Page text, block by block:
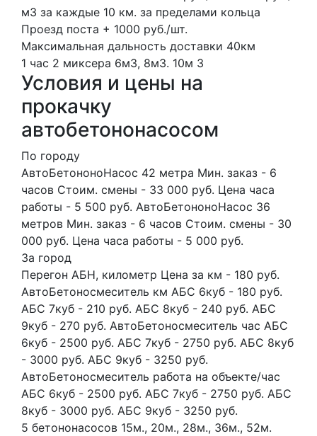
м3 за каждые 10 км. за пределами кольца
Проезд поста + 1000 руб./шт.
Максимальная дальность доставки 40км
1 час 2 миксера 6м3, 8м3. 10м 3
Условия и цены на
прокачку
автобетононасосом
По городу
АвтоБетононоНасос 42 метра Мин. заказ - 6
часов Стоим. смены - 33 000 руб. Цена часа
работы - 5 500 руб. АвтоБетононоНасос 36
метров Мин. заказ - 6 часов Стоим. смены - 30
000 руб. Цена часа работы - 5 000 руб.
За город
Перегон АБН, километр Цена за км - 180 руб.
АвтоБетоносмеситель км АБС 6куб - 180 руб.
АБС 7куб - 210 руб. АБС 8куб - 240 руб. АБС
9куб - 270 руб. АвтоБетоносмеситель час АБС
6куб - 2500 руб. АБС 7куб - 2750 руб. АБС 8куб
- 3000 руб. АБС 9куб - 3250 руб.
АвтоБетоносмеситель работа на объекте/час
АБС 6куб - 2500 руб. АБС 7куб - 2750 руб. АБС
8куб - 3000 руб. АБС 9куб - 3250 руб.
5 бетононасосов 15м., 20м., 28м., 36м., 52м.